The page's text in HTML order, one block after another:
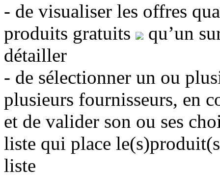
- de visualiser les offres
produits gratuits
qu’un
détailler
- de sélectionner un ou
plusieurs fournisseurs, en
et de valider son ou ses
liste qui place
liste